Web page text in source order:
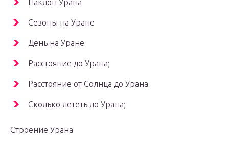
Наклон Урана
Сезоны на Уране
День на Уране
Расстояние до Урана;
Расстояние от Солнца до Урана
Сколько лететь до Урана;
Строение Урана